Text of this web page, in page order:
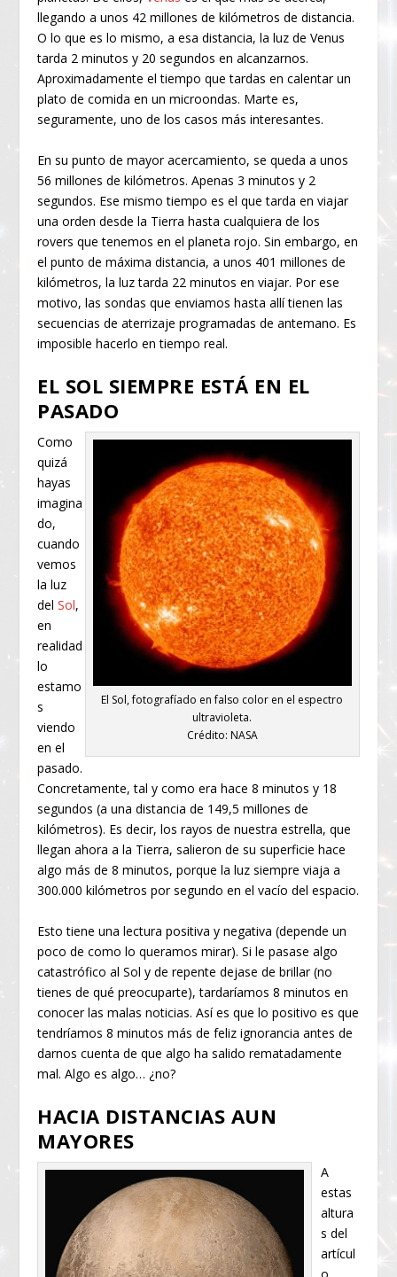
llegando a unos 42 millones de kilómetros de distancia.
O lo que es lo mismo, a esa distancia, la luz de Venus
tarda 2 minutos y 20 segundos en alcanzarnos.
Aproximadamente el tiempo que tardas en calentar un
plato de comida en un microondas. Marte es,
seguramente, uno de los casos más interesantes.
En su punto de mayor acercamiento, se queda a unos
56 millones de kilómetros. Apenas 3 minutos y 2
segundos. Ese mismo tiempo es el que tarda en viajar
una orden desde la Tierra hasta cualquiera de los
rovers que tenemos en el planeta rojo. Sin embargo, en
el punto de máxima distancia, a unos 401 millones de
kilómetros, la luz tarda 22 minutos en viajar. Por ese
motivo, las sondas que enviamos hasta allí tienen las
secuencias de aterrizaje programadas de antemano. Es
imposible hacerlo en tiempo real.
EL SOL SIEMPRE ESTÁ EN EL
PASADO
El Sol, fotografíado en falso color en el espectro
ultravioleta.
Crédito: NASA
Como
quizá
hayas
imagina
do,
cuando
vemos
la luz
delSol,
en
realidad
lo
estamo
s
viendo
en el
pasado.
Concretamente, tal y como era hace 8 minutos y 18
segundos (a una distancia de 149,5 millones de
kilómetros). Es decir, los rayos de nuestra estrella, que
llegan ahora a la Tierra, salieron de su superficie hace
algo más de 8 minutos, porque la luz siempre viaja a
300.000 kilómetros por segundo en el vacío del espacio.
Esto tiene una lectura positiva y negativa (depende un
poco de como lo queramos mirar). Si le pasase algo
catastrófico al Sol y de repente dejase de brillar (no
tienes de qué preocuparte), tardaríamos 8 minutos en
conocer las malas noticias. Así es que lo positivo es que
tendríamos 8 minutos más de feliz ignorancia antes de
darnos cuenta de que algo ha salido rematadamente
mal. Algo es algo… ¿no?
HACIA DISTANCIAS AUN
MAYORES
A
estas
altura
s del
artícul